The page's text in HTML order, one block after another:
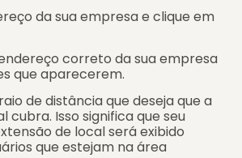
da sua empresa e clique em
correto da sua empresa
que aparecerem.
de distância que deseja que a
cubra. Isso significa que seu
de local será exibido
que estejam na área